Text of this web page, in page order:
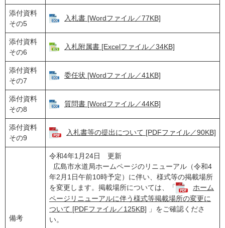
添付資料
その5
入札書 [Wordファイル／77KB]
添付資料
その6
入札附属書 [Excelファイル／34KB]
添付資料
その7
委任状 [Wordファイル／41KB]
添付資料
その8
質問書 [Wordファイル／44KB]
添付資料
その9
入札書等の提出について [PDFファイル／90KB]
備考
令和4年1月24日 更新
広島市水道局ホームページのリニューアル（令和4
年2月1日午前10時予定）に伴い、様式等の掲載場所
を変更します。掲載場所については、「
ホーム
ページリニューアルに伴う様式等掲載場所の変更に
ついて [PDFファイル／125KB] 」をご確認くださ
い。